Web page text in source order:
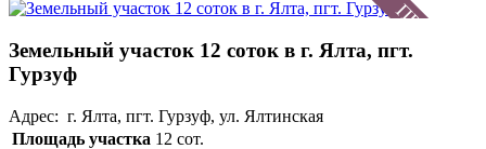
Земельный участок 12 соток в г. Ялта, пгт.
Гурзуф
Адрес: г. Ялта, пгт. Гурзуф, ул. Ялтинская
Площадь участка 12 сот.